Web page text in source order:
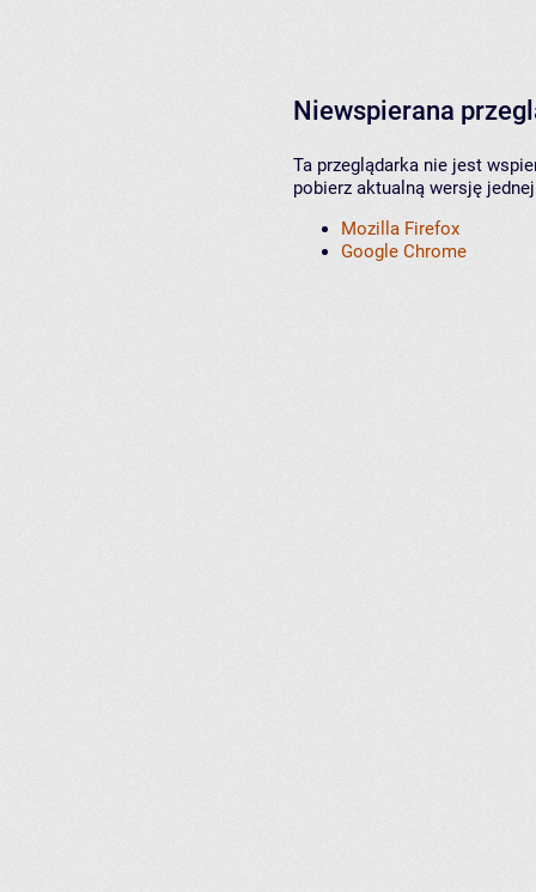
Niewspierana
Ta przeglądarka nie jest
pobierz aktualną wersję
Mozilla Firefox
Google Chrome